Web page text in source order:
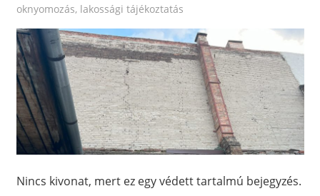
oknyomozás, lakossági tájékoztatás
Nincs kivonat, mert ez egy védett tartalmú bejegyzés.